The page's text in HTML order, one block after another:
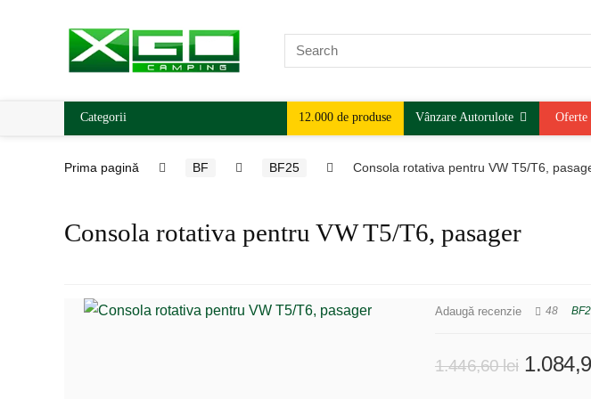
Categorii 12.000 de produse Vânzare Autorulote Oferte
Prima pagină BF BF25 Consola rotativa pentru VW T5/T6,
Consola rotativa pentru VW T5/T6, pasager
Adaugă recenzie 48
1.446,60lei Prețul